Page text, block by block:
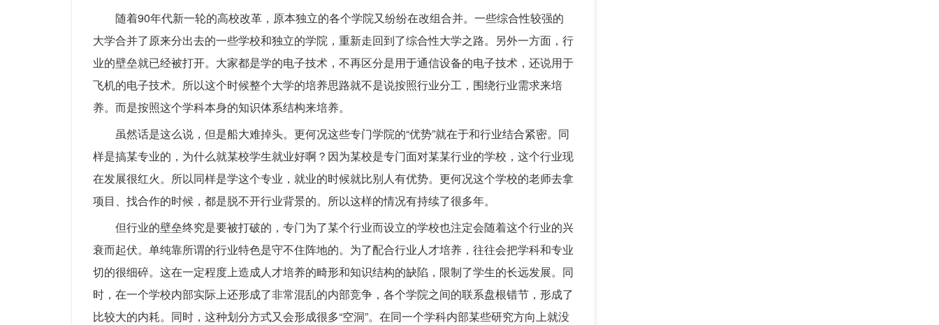
随着90年代新一轮的高校改革，原本独立的各个学院又纷纷在改组合并。一些综合性较强的
大学合并了原来分出去的一些学校和独立的学院，重新走回到了综合性大学之路。另外一方面，行
业的壁垒就已经被打开。大家都是学的电子技术，不再区分是用于通信设备的电子技术，还说用于
飞机的电子技术。所以这个时候整个大学的培养思路就不是说按照行业分工，围绕行业需求来培
养。而是按照这个学科本身的知识体系结构来培养。
虽然话是这么说，但是船大难掉头。更何况这些专门学院的“优势”就在于和行业结合紧密。同
样是搞某专业的，为什么就某校学生就业好啊？因为某校是专门面对某某行业的学校，这个行业现
在发展很红火。所以同样是学这个专业，就业的时候就比别人有优势。更何况这个学校的老师去拿
项目、找合作的时候，都是脱不开行业背景的。所以这样的情况有持续了很多年。
但行业的壁垒终究是要被打破的，专门为了某个行业而设立的学校也注定会随着这个行业的兴
衰而起伏。单纯靠所谓的行业特色是守不住阵地的。为了配合行业人才培养，往往会把学科和专业
切的很细碎。这在一定程度上造成人才培养的畸形和知识结构的缺陷，限制了学生的长远发展。同
时，在一个学校内部实际上还形成了非常混乱的内部竞争，各个学院之间的联系盘根错节，形成了
比较大的内耗。同时，这种划分方式又会形成很多“空洞”。在同一个学科内部某些研究方向上就没